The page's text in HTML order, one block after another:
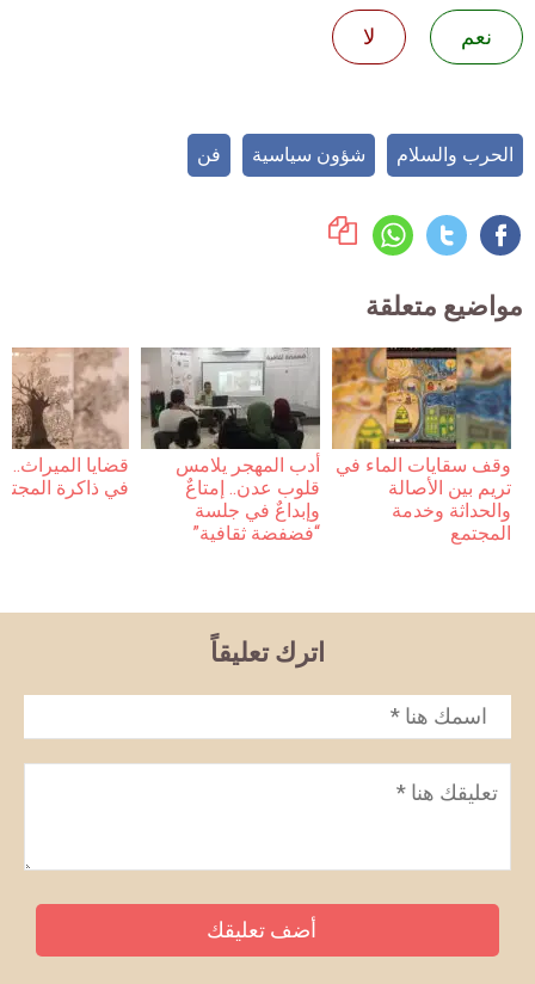
نعم
لا
الحرب والسلام شؤون سياسية فن
مواضيع متعلقة
وقف سقايات الماء في
تريم بين الأصالة
والحداثة وخدمة
المجتمع
أدب المهجر يلامس
قلوب عدن.. إمتاعٌ
وإبداعٌ في جلسة
“فضفضة ثقافية”
قضايا
في ذاكرة
اترك تعليقاً
الاسم *
تعليق